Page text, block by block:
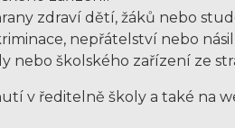
zdraví dětí, žáků nebo
nepřátelství nebo
nebo školského zařízení ze
v ředitelně školy a také na